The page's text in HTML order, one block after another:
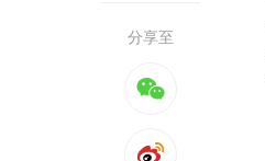
分享至